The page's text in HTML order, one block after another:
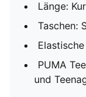
Länge:
Taschen:
PUMA
und